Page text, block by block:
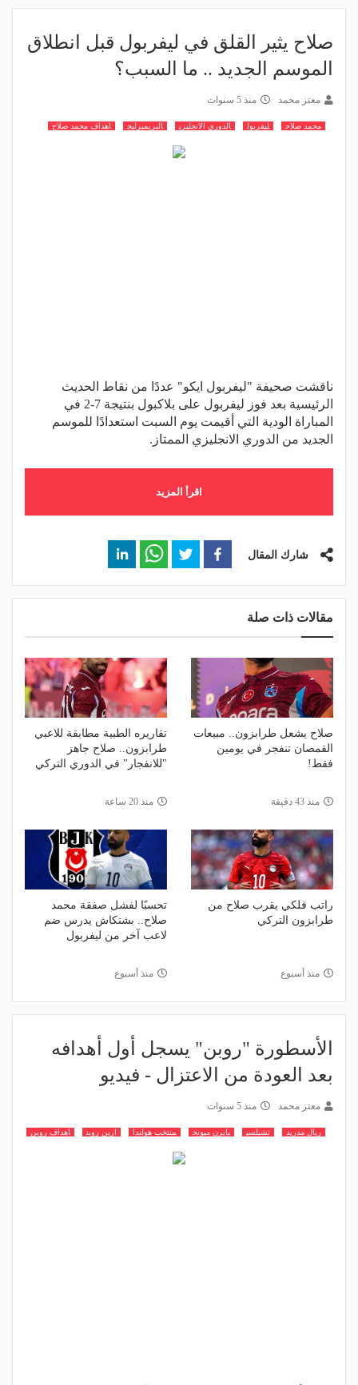
صلاح يثير القلق في ليفربول قبل انطلاق
الموسم الجديد .. ما السبب؟
معتز محمد منذ 5 سنوات
محمد صلاح ليفربول الدوري الانجليزي البريميرليج اهداف محمد صلاح
ناقشت صحيفة "ليفربول ايكو" عددًا من نقاط الحديث
الرئيسية بعد فوز ليفربول على بلاكبول بنتيجة 7-2 في
المباراة الودية التي أقيمت يوم السبت استعدادًا للموسم
الجديد من الدوري الانجليزي الممتاز.
اقرأ المزيد
شارك المقال
مقالات ذات صلة
صلاح يشعل طرابزون.. مبيعات
القمصان تنفجر في يومين
فقط!
منذ 43 دقيقة
تقاريره الطبية مطابقة للاعبي
طرابزون.. صلاح جاهز
"للانفجار" في الدوري التركي
منذ 20 ساعة
راتب فلكي يقرب صلاح من
طرابزون التركي
منذ أسبوع
تحسبًا لفشل صفقة محمد
صلاح.. بشتكاش يدرس ضم
لاعب آخر من ليفربول
منذ أسبوع
الأسطورة "روبن" يسجل أول أهدافه
بعد العودة من الاعتزال - فيديو
معتز محمد منذ 5 سنوات
ريال مدريد تشيلسي بايرن ميونخ منتخب هولندا ارين روبن اهداف روبن